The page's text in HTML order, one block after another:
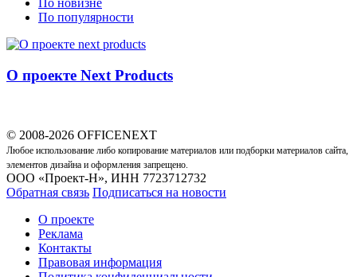
По новизне
По популярности
О проекте Next Products
© 2008-2026 OFFICENEXT
Любое использование либо копирование материалов или подборки материалов сайта,
элементов дизайна и оформления запрещено.
ООО «Проект-Н», ИНН 7723712732
Обратная связь Подписаться на новости
О проекте
Реклама
Контакты
Правовая информация